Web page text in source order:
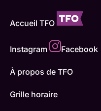
Accueil TFO
Instagram Facebook
À propos de TFO
Grille horaire